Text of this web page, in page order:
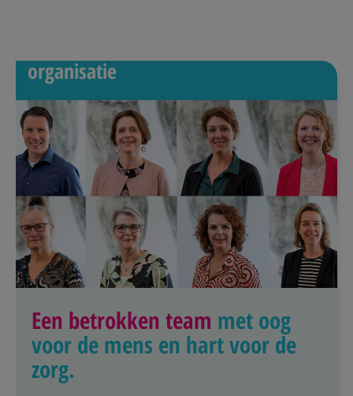
organisatie
Een betrokken team met oog
voor de mens en hart voor de
zorg.